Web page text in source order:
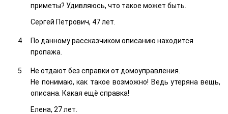
приметы? Удивляюсь, что такое может быть.
Сергей Петрович, 47 лет.
По данному рассказчиком описанию находится
пропажа.
Не отдают без справки от домоуправления.
Не понимаю, как такое возможно! Ведь утеряна вещь,
описана. Какая ещё справка!
Елена, 27 лет.